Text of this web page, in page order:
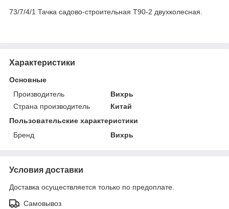
​73/7/4/1 Тачка садово-строительная Т90-2 двухколесная​.
Характеристики
Основные
Производитель
Вихрь
Страна производитель
Китай
Пользовательские характеристики
Бренд
Вихрь
Условия доставки
Доставка осуществляется только по предоплате.
Самовывоз